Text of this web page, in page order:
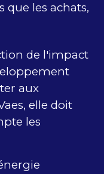
que les achats,
de l'impact
aux
elle doit
les